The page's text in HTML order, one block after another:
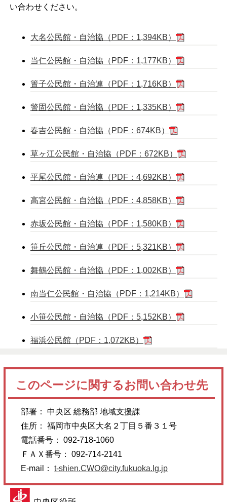
い合わせください。
大名公民館・自治協（PDF：1,394KB）
当仁公民館・自治協（PDF：1,177KB）
簀子公民館・自治連（PDF：1,716KB）
警固公民館・自治協（PDF：1,335KB）
春吉公民館・自治協（PDF：674KB）
草ヶ江公民館・自治協（PDF：672KB）
平尾公民館・自治連（PDF：4,692KB）
高宮公民館・自治協（PDF：4,858KB）
赤坂公民館・自治協（PDF：1,580KB）
笹丘公民館・自治連（PDF：5,321KB）
舞鶴公民館・自治協（PDF：1,002KB）
南当仁公民館・自治協（PDF：1,214KB）
小笹公民館・自治協（PDF：5,152KB）
福浜公民館（PDF：1,072KB）
このページに関するお問い合わせ先
部署： 中央区 総務部 地域支援課
住所： 福岡市中央区大名２丁目５番３１号
電話番号： 092-718-1060
ＦＡＸ番号： 092-714-2141
E-mail：t-shien.CWO@city.fukuoka.lg.jp